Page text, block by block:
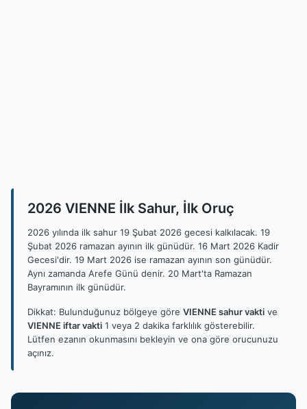
2026 VIENNE İlk Sahur, İlk Oruç
2026 yılında ilk sahur 19 Şubat 2026 gecesi kalkılacak. 19
Şubat 2026 ramazan ayının ilk günüdür. 16 Mart 2026 Kadir
Gecesi'dir. 19 Mart 2026 ise ramazan ayının son günüdür.
Aynı zamanda Arefe Günü denir. 20 Mart'ta Ramazan
Bayramının ilk günüdür.
Dikkat: Bulunduğunuz bölgeye göre VIENNE sahur vakti ve
VIENNE iftar vakti 1 veya 2 dakika farklılık gösterebilir.
Lütfen ezanın okunmasını bekleyin ve ona göre orucunuzu
açınız.